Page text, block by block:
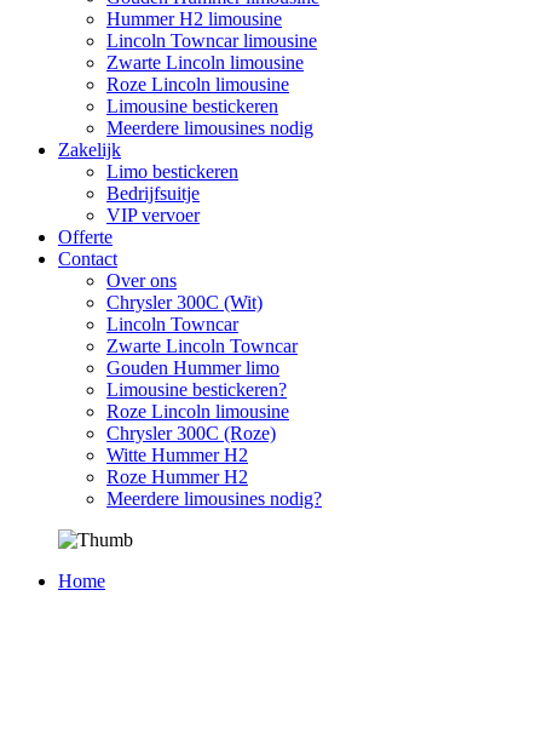
Hummer H2 limousine
Lincoln Towncar limousine
Zwarte Lincoln limousine
Roze Lincoln limousine
Limousine bestickeren
Meerdere limousines nodig
Zakelijk
Limo bestickeren
Bedrijfsuitje
VIP vervoer
Offerte
Contact
Over ons
Chrysler 300C (Wit)
Lincoln Towncar
Zwarte Lincoln Towncar
Gouden Hummer limo
Limousine bestickeren?
Roze Lincoln limousine
Chrysler 300C (Roze)
Witte Hummer H2
Roze Hummer H2
Meerdere limousines nodig?
Home